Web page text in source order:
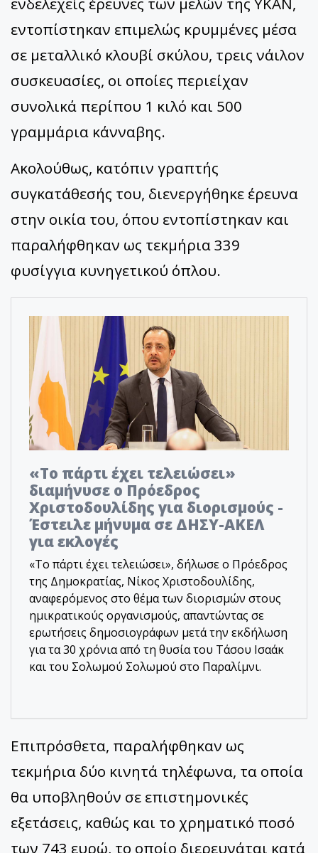
εντοπίστηκαν επιμελώς κρυμμένες μέσα
σε μεταλλικό κλουβί σκύλου, τρεις νάιλον
συσκευασίες, οι οποίες περιείχαν
συνολικά περίπου 1 κιλό και 500
γραμμάρια κάνναβης.
Ακολούθως, κατόπιν γραπτής
συγκατάθεσής του, διενεργήθηκε έρευνα
στην οικία του, όπου εντοπίστηκαν και
παραλήφθηκαν ως τεκμήρια 339
φυσίγγια κυνηγετικού όπλου.
«Το πάρτι έχει τελειώσει»
διαμήνυσε ο Πρόεδρος
Χριστοδουλίδης για διορισμούς -
Έστειλε μήνυμα σε ΔΗΣΥ-ΑΚΕΛ
για εκλογές
«Το πάρτι έχει τελειώσει», δήλωσε ο Πρόεδρος
της Δημοκρατίας, Νίκος Χριστοδουλίδης,
αναφερόμενος στο θέμα των διορισμών στους
ημικρατικούς οργανισμούς, απαντώντας σε
ερωτήσεις δημοσιογράφων μετά την εκδήλωση
για τα 30 χρόνια από τη θυσία του Τάσου Ισαάκ
και του Σολωμού Σολωμού στο Παραλίμνι.
Επιπρόσθετα, παραλήφθηκαν ως
τεκμήρια δύο κινητά τηλέφωνα, τα οποία
θα υποβληθούν σε επιστημονικές
εξετάσεις, καθώς και το χρηματικό ποσό
των 743 ευρώ, το οποίο διερευνάται κατά